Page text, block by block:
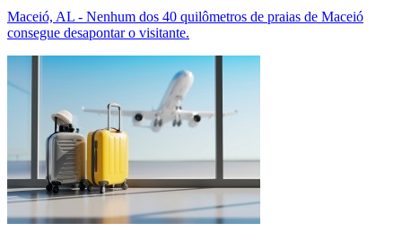
Maceió, AL - Nenhum dos 40 quilômetros de praias de Maceió
consegue desapontar o visitante.